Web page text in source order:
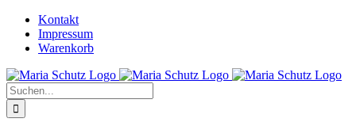
Zum
Inhalt
springen
YouTube
InstagramKontakt
Impressum
Warenkorb
Suche
nach: